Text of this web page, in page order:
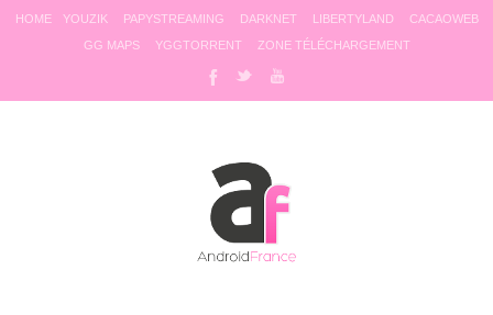
HOME YOUZIK PAPYSTREAMING DARKNET LIBERTYLAND
CACAOWEB
GG MAPS
YGGTORRENT ZONE TÉLÉCHARGEMENT